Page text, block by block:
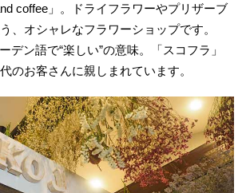
coffee」。ドライフラワーやプリザーブ
、オシャレなフラワーショップです。
デン語で“楽しい”の意味。「スコフラ」
のお客さんに親しまれています。